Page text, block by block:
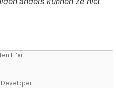
IT'er
Developer